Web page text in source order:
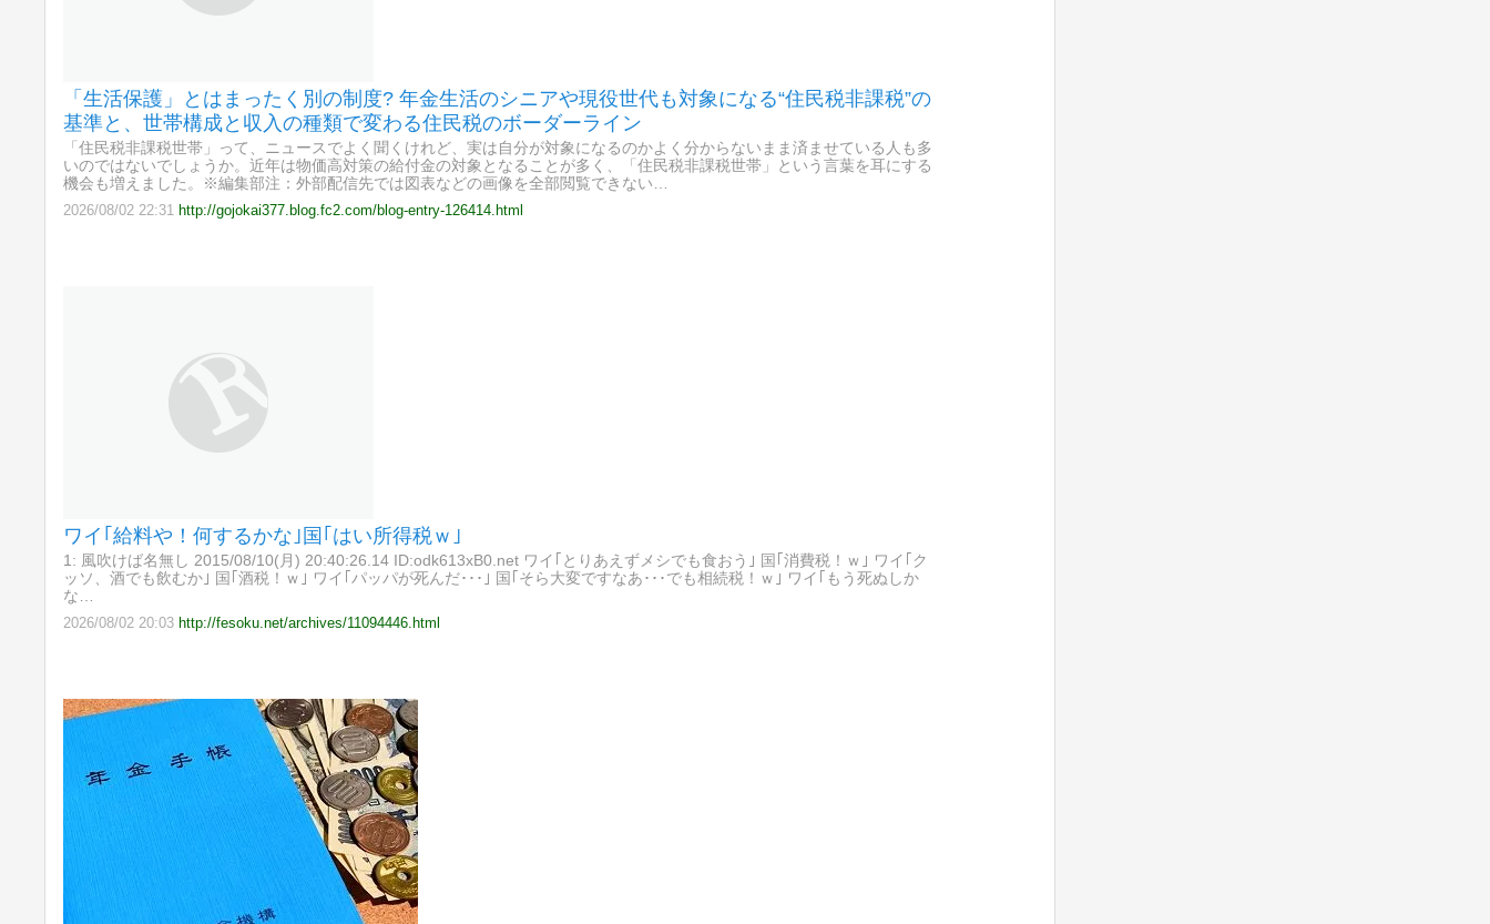
「生活保護」とはまったく別の制度? 年金生活のシニアや現役世代も対象になる“住民税非課税”の
基準と、世帯構成と収入の種類で変わる住民税のボーダーライン
「住民税非課税世帯」って、ニュースでよく聞くけれど、実は自分が対象になるのかよく分からないまま済ませている人も多
いのではないでしょうか。近年は物価高対策の給付金の対象となることが多く、「住民税非課税世帯」という言葉を耳にする
機会も増えました。※編集部注：外部配信先では図表などの画像を全部閲覧できない…
2026/08/02 22:31 http://gojokai377.blog.fc2.com/blog-entry-126414.html
ワイ｢給料や！何するかな｣国｢はい所得税ｗ｣
1: 風吹けば名無し 2015/08/10(月) 20:40:26.14 ID:odk613xB0.net ワイ｢とりあえずメシでも食おう｣ 国｢消費税！ｗ｣ ワイ｢ク
ッソ、酒でも飲むか｣ 国｢酒税！ｗ｣ ワイ｢パッパが死んだ･･･｣ 国｢そら大変ですなあ･･･でも相続税！ｗ｣ ワイ｢もう死ぬしか
な…
2026/08/02 20:03 http://fesoku.net/archives/11094446.html